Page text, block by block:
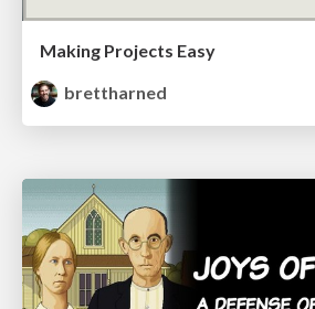
Making Projects Easy
brettharned